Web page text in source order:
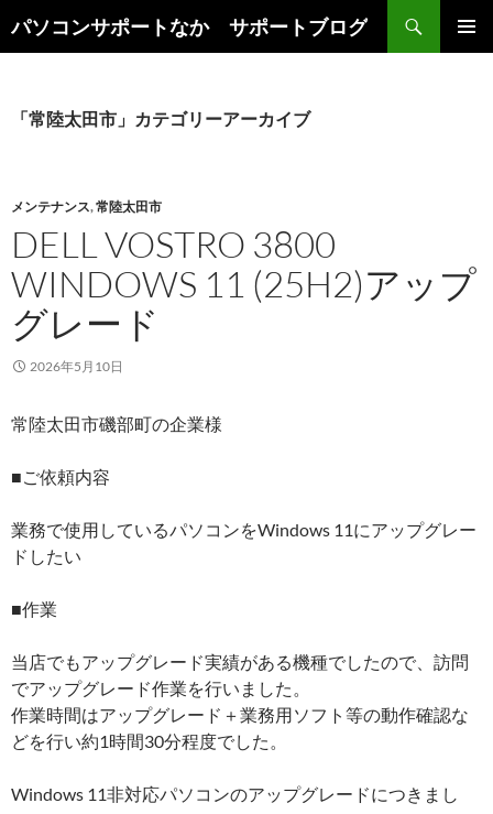
パソコンサポートなか サポートブログ
索
ン
キ
ッ
プ
「常陸太田市」カテゴリーアーカイブ
メンテナンス,常陸太田市
DELL VOSTRO 3800
WINDOWS 11 (25H2)アップ
グレード
2026年5月10日
常陸太田市磯部町の企業様
■ご依頼内容
業務で使用しているパソコンをWindows 11にアップグレー
ドしたい
■作業
当店でもアップグレード実績がある機種でしたので、訪問
でアップグレード作業を行いました。
作業時間はアップグレード＋業務用ソフト等の動作確認な
どを行い約1時間30分程度でした。
Windows 11非対応パソコンのアップグレードにつきまし